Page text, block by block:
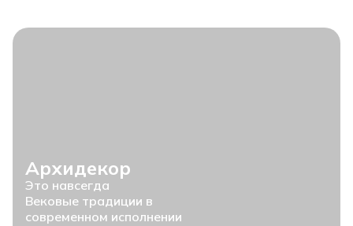
Архидекор
Это навсегда
Вековые традиции в
современном исполнении